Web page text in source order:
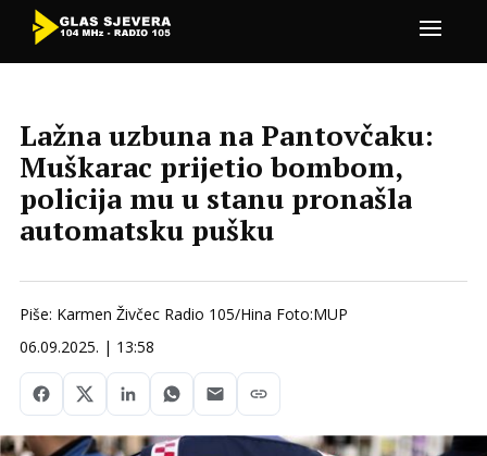
Lažna uzbuna na Pantovčaku:
Muškarac prijetio bombom,
policija mu u stanu pronašla
automatsku pušku
Piše: Karmen Živčec Radio 105/Hina Foto:MUP
06.09.2025. | 13:58